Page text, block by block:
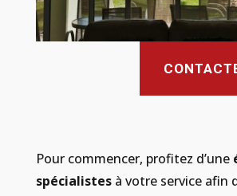
Pour commencer, profitez d’une
spécialistesà votre service afin